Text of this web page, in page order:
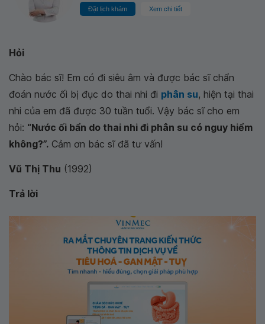
Đặt lịch khám Xem chi tiết
Hỏi
Chào bác sĩ! Em có đi siêu âm và được bác sĩ chẩn
đoán nước ối bị đục do thai nhi đi phân su, hiện tại thai
nhi của em đã được 30 tuần tuổi. Vậy bác sĩ cho em
hỏi: “Nước ối bẩn do thai nhi đi phân su có nguy hiểm
không?”. Cảm ơn bác sĩ đã tư vấn!
Vũ Thị Thu (1992)
Trả lời